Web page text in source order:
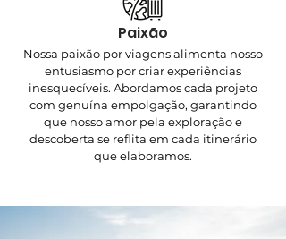
Paixão
Nossa paixão por viagens alimenta nosso
entusiasmo por criar experiências
inesquecíveis. Abordamos cada projeto
com genuína empolgação, garantindo
que nosso amor pela exploração e
descoberta se reflita em cada itinerário
que elaboramos.